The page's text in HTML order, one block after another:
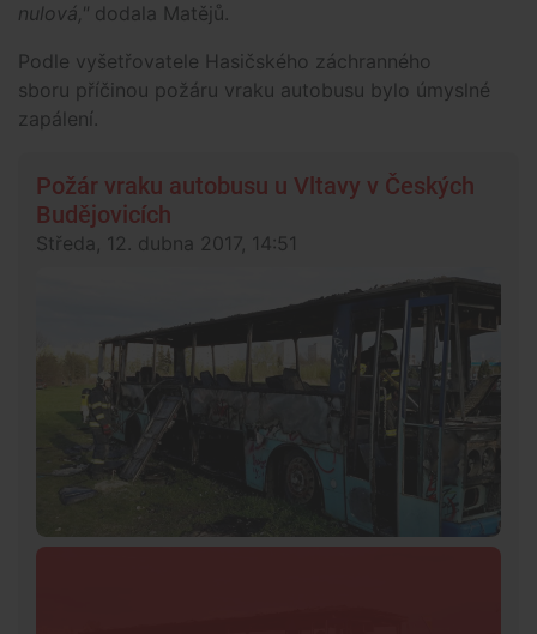
nulová," dodala Matějů.
Podle vyšetřovatele Hasičského záchranného
sboru příčinou požáru vraku autobusu bylo úmyslné
zapálení.
Požár vraku autobusu u Vltavy v Českých
Budějovicích
Středa, 12. dubna 2017, 14:51